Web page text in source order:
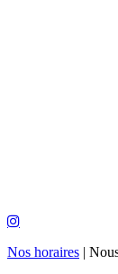
Nos horaires |